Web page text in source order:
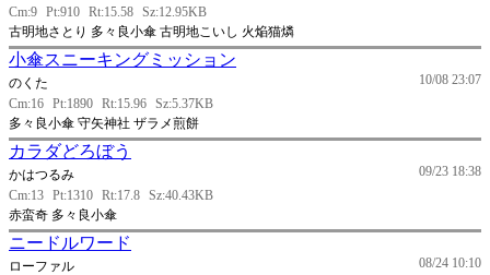
Cm:9 Pt:910 Rt:15.58 Sz:12.95KB
古明地さとり 多々良小傘 古明地こいし 火焔猫燐
小傘スニーキングミッション
10/08 23:07
のくた
Cm:16 Pt:1890 Rt:15.96 Sz:5.37KB
多々良小傘 守矢神社 ザラメ煎餅
カラダどろぼう
09/23 18:38
かはつるみ
Cm:13 Pt:1310 Rt:17.8 Sz:40.43KB
赤蛮奇 多々良小傘
ニードルワード
08/24 10:10
ローファル